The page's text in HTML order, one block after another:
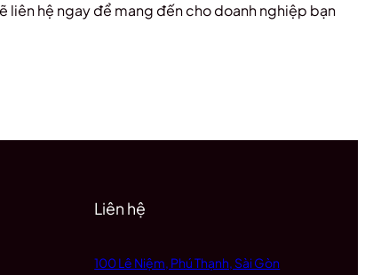
liên hệ ngay để mang đến cho doanh nghiệp bạn
Liên hệ
100 Lê Niệm, Phú Thạnh, Sài Gòn